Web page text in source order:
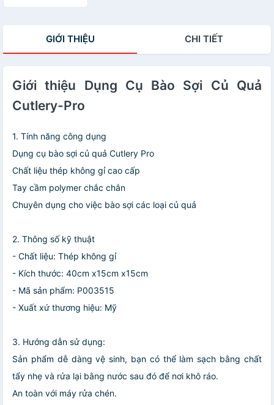
GIỚI THIỆU CHI TIẾT
Giới thiệu Dụng Cụ Bào Sợi Củ Quả
Cutlery-Pro
1. Tính năng công dụng
Dụng cụ bào sợi củ quả Cutlery Pro
Chất liệu thép không gỉ cao cấp
Tay cầm polymer chắc chắn
Chuyên dụng cho việc bào sợi các loại củ quả
2. Thông số kỹ thuật
- Chất liệu: Thép không gỉ
- Kích thước: 40cm x15cm x15cm
- Mã sản phẩm: P003515
- Xuất xứ thương hiệu: Mỹ
3. Hướng dẫn sử dụng:
Sản phẩm dễ dàng vệ sinh, bạn có thể làm sạch bằng chất
tẩy nhẹ và rửa lại bằng nước sau đó để nơi khô ráo.
An toàn với máy rửa chén.